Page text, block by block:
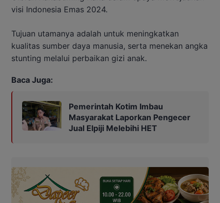
visi Indonesia Emas 2024.
Tujuan utamanya adalah untuk meningkatkan
kualitas sumber daya manusia, serta menekan angka
stunting melalui perbaikan gizi anak.
Baca Juga:
Pemerintah Kotim Imbau
Masyarakat Laporkan Pengecer
Jual Elpiji Melebihi HET